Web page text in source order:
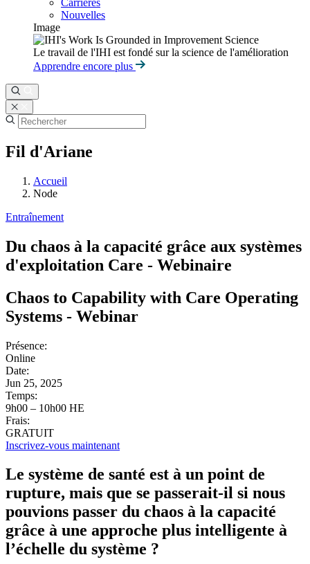
Carrières
Nouvelles
Image
Le travail de l'IHI est fondé sur la science de l'amélioration
Apprendre encore plus
Fil d'Ariane
Accueil
Node
Entraînement
Du chaos à la capacité grâce aux systèmes
d'exploitation Care - Webinaire
Chaos to Capability with Care Operating
Systems - Webinar
Présence:
Online
Date:
Jun 25, 2025
Temps:
9h00 – 10h00 HE
Frais:
GRATUIT
Inscrivez-vous maintenant
Le système de santé est à un point de
rupture, mais que se passerait-il si nous
pouvions passer du chaos à la capacité
grâce à une approche plus intelligente à
l’échelle du système ?